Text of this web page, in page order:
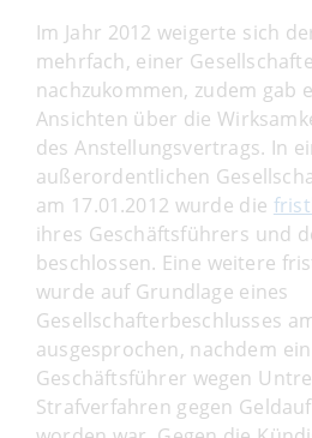
Im Jahr 2012 weigerte sich
mehrfach, einer
nachzukommen, zudem gab
Ansichten über die
des Anstellungsvertrags. In
außerordentlichen
am 17.01.2012 wurde die
ihres Geschäftsführers und
beschlossen. Eine weitere
wurde auf Grundlage eines
Gesellschafterbeschlusses
ausgesprochen, nachdem
Geschäftsführer wegen
Strafverfahren gegen